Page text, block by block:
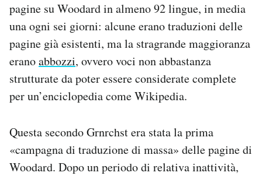
pagine su Woodard in almeno 92 lingue, in media
una ogni sei giorni: alcune erano traduzioni delle
pagine già esistenti, ma la stragrande maggioranza
eranoabbozzi, ovvero voci non abbastanza
strutturate da poter essere considerate complete
per un’enciclopedia come Wikipedia.
Questa secondo Grnrchst era stata la prima
«campagna di traduzione di massa» delle pagine di
Woodard. Dopo un periodo di relativa inattività,